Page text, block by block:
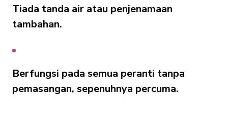
Tiada tanda air atau penjenamaan
tambahan.
Berfungsi pada semua peranti tanpa
pemasangan, sepenuhnya percuma.